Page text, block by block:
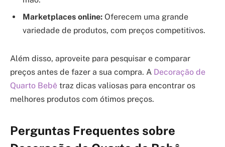
Marketplaces online: Oferecem uma grande
variedade de produtos, com preços competitivos.
Além disso, aproveite para pesquisar e comparar
preços antes de fazer a sua compra. A Decoração de
Quarto Bebê traz dicas valiosas para encontrar os
melhores produtos com ótimos preços.
Perguntas Frequentes sobre